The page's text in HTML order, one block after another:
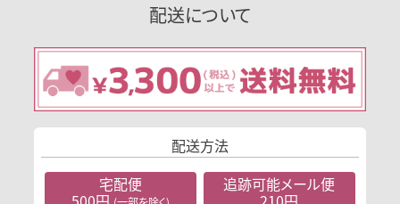
配送について
配送方法
宅配便
追跡可能メール便